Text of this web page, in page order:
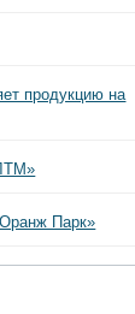
продукцию на
Парк»